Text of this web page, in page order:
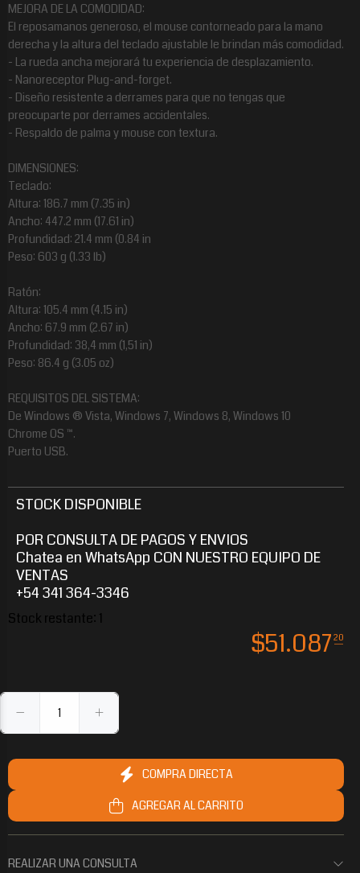
MEJORA DE LA COMODIDAD:
El reposamanos generoso, el mouse contorneado para la mano
derecha y la altura del teclado ajustable le brindan más comodidad.
- La rueda ancha mejorará tu experiencia de desplazamiento.
- Nanoreceptor Plug-and-forget.
- Diseño resistente a derrames para que no tengas que
preocuparte por derrames accidentales.
- Respaldo de palma y mouse con textura.
DIMENSIONES:
Teclado:
Altura: 186.7 mm (7.35 in)
Ancho: 447.2 mm (17.61 in)
Profundidad: 21.4 mm (0.84 in
Peso: 603 g (1.33 lb)
Ratón:
Altura: 105.4 mm (4.15 in)
Ancho: 67.9 mm (2.67 in)
Profundidad: 38,4 mm (1,51 in)
Peso: 86.4 g (3.05 oz)
REQUISITOS DEL SISTEMA:
De Windows ® Vista, Windows 7, Windows 8, Windows 10
Chrome OS ™.
Puerto USB.
STOCK DISPONIBLE
POR CONSULTA DE PAGOS Y ENVIOS
Chatea en WhatsApp CON NUESTRO EQUIPO DE
VENTAS
+54 341 364-3346
Stock restante: 1
$51.087 20
COMPRA DIRECTA
AGREGAR AL CARRITO
REALIZAR UNA CONSULTA
$227.14395 $268.730